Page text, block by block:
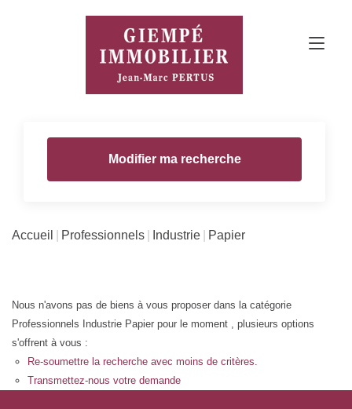
Modifier ma recherche
Accueil Professionnels Industrie Papier
Nous n'avons pas de biens à vous proposer dans la catégorie
Professionnels Industrie Papier pour le moment , plusieurs options
s'offrent à vous :
Re-soumettre la recherche avec moins de critères.
Transmettez-nous votre demande